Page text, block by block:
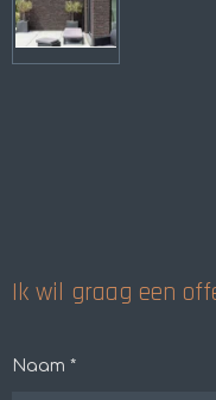
Ik wil graag een
Naam *